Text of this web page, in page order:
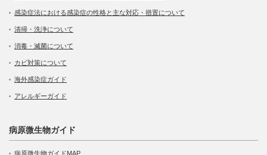
感染症法における感染症の性格と主な対応・措置について
清掃・洗浄について
消毒・滅菌について
カビ対策について
海外感染症ガイド
アレルギーガイド
病原微生物ガイド
病原微生物ガイドMAP